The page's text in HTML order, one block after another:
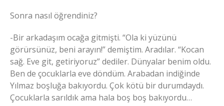
Sonra nasıl öğrendiniz?
-Bir arkadaşım ocağa gitmişti. “Ola ki yüzünü
görürsünüz, beni arayın!” demiştim. Aradılar. “Kocan
sağ. Eve git, getiriyoruz” dediler. Dünyalar benim oldu.
Ben de çocuklarla eve döndüm. Arabadan indiğinde
Yılmaz boşluğa bakıyordu. Çok kötü bir durumdaydı.
Çocuklarla sarıldık ama hala boş boş bakıyordu…